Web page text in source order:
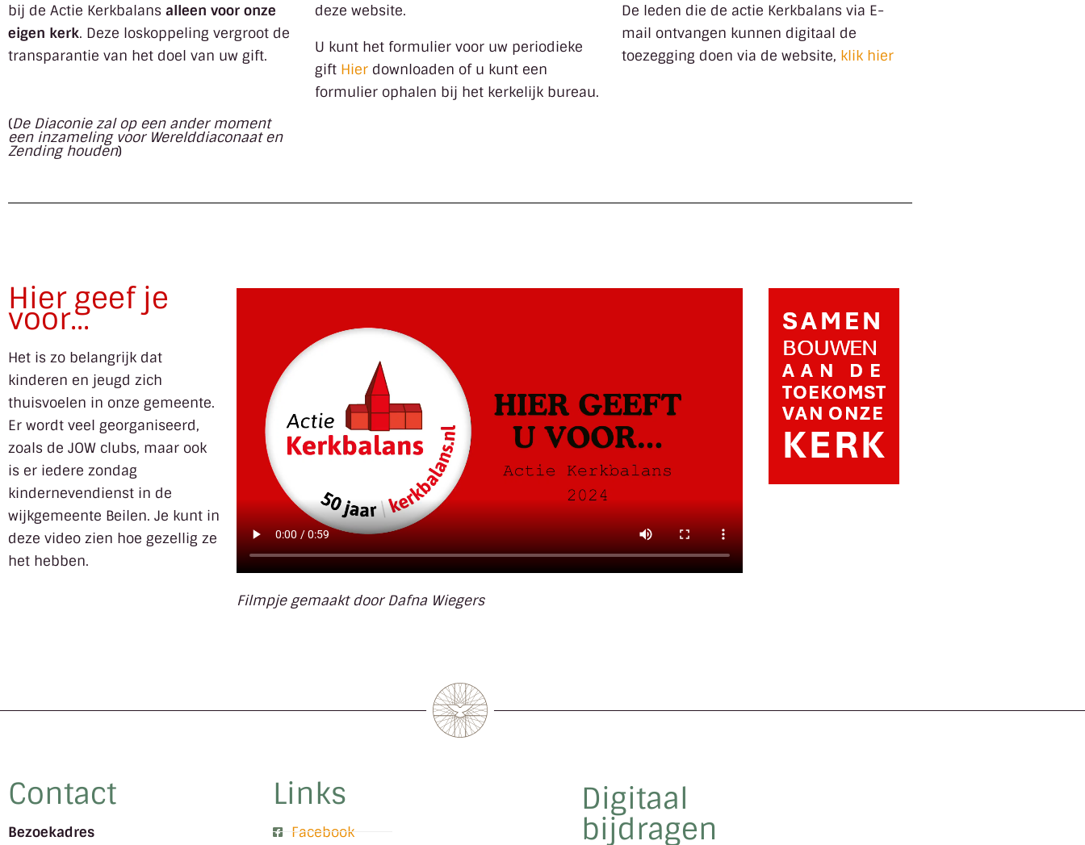
bij de Actie Kerkbalans alleen voor onze
eigen kerk. Deze loskoppeling vergroot de
transparantie van het doel van uw gift.
(De Diaconie zal op een ander moment
een inzameling voor Werelddiaconaat en
Zending houden)
deze website.
U kunt het formulier voor uw periodieke
gift Hierdownloaden of u kunt een
formulier ophalen bij het kerkelijk bureau.
De leden die de actie Kerkbalans via E-
mail ontvangen kunnen digitaal de
toezegging doen via de website, klik hier
Hier geef je
voor...
Het is zo belangrijk dat
kinderen en jeugd zich
thuisvoelen in onze gemeente.
Er wordt veel georganiseerd,
zoals de JOW clubs, maar ook
is er iedere zondag
kindernevendienst in de
wijkgemeente Beilen. Je kunt in
deze video zien hoe gezellig ze
het hebben.
Filmpje gemaakt door Dafna Wiegers
Contact
Bezoekadres
Digitaal
bijdragen
Links
Facebook